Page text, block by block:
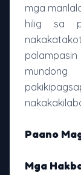
mga
hilig sa
Paano
Mga